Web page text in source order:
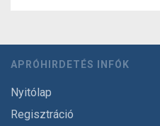
APRÓHIRDETÉS INFÓK
Nyitólap
Regisztráció